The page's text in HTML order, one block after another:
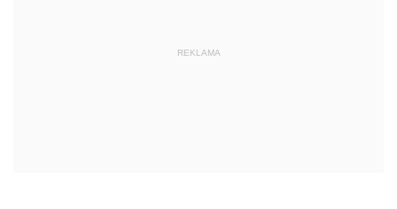
REKLAMA